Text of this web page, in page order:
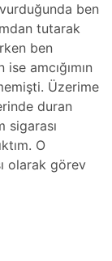
ben
tutarak
ben
amcığımın
Üzerime
duran
sigarası
O
olarak görev